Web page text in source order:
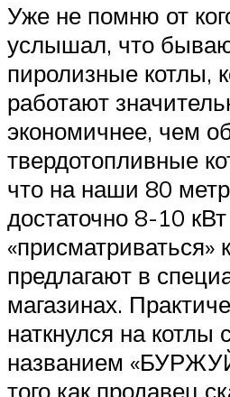
Уже не помню от
услышал, что
пиролизные котлы,
работают
экономичнее, чем
твердотопливные
что на наши 80
достаточно 8-10
«присматриваться»
предлагают в
магазинах.
наткнулся на
названием
того как продавец